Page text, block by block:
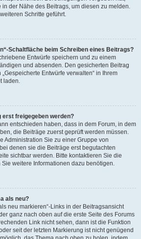
der Nähe des Beitrags, um diesen zu melden.
Schritte geführt.
Schaltfläche beim Schreiben eines Beitrags?
Entwürfe speichern und zu einem
und absenden. Den gesicherten Beitrag
Entwürfe verwalten“ in Ihrem
laden.
freigegeben werden?
entschieden haben, dass in dem Forum, in dem
die Beiträge zuerst geprüft werden müssen.
Administration Sie zu einer Gruppe von
denen sie die Beiträge erst begutachten
sichtbar werden. Bitte kontaktieren Sie die
weitere Informationen dazu benötigen.
als neu?
neu markieren“-Links in der Beitragsansicht
ganz nach oben auf die erste Seite des Forums
Link nicht sehen, dann ist die Funktion
seit der letzten Markierung ist nicht genügend